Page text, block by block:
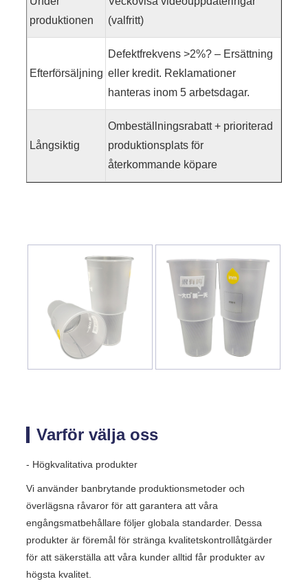
produktionen
(valfritt)
Efterförsäljning
Defektfrekvens >2%? – Ersättning
eller kredit. Reklamationer
hanteras inom 5 arbetsdagar.
Långsiktig
Ombeställningsrabatt + prioriterad
produktionsplats för
återkommande köpare
Varför välja oss
- Högkvalitativa produkter
Vi använder banbrytande produktionsmetoder och
överlägsna råvaror för att garantera att våra
engångsmatbehållare följer globala standarder. Dessa
produkter är föremål för stränga kvalitetskontrollåtgärder
för att säkerställa att våra kunder alltid får produkter av
högsta kvalitet.